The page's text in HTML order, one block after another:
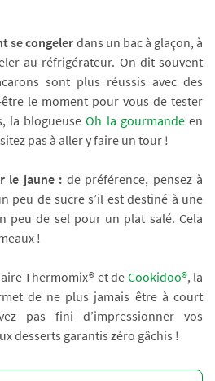
se congeler dans un bac à glaçon, à
au réfrigérateur. On dit souvent
sont plus réussis avec des
être le moment pour vous de tester
la blogueuseOh la gourmandeen
pas à aller y faire un tour !
le jaune : de préférence, pensez à
peu de sucre s’il est destiné à une
peu de sel pour un plat salé. Cela
!
Thermomix® et de Cookidoo®, la
de ne plus jamais être à court
pas fini d’impressionner vos
desserts garantis zéro gâchis !